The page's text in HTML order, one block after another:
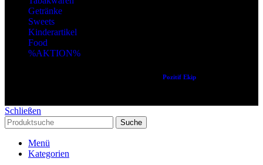
Getränke
Sweets
Kinderartikel
Food
%AKTION%
Pozitif Ekip
Schließen
Suche
Menü
Kategorien